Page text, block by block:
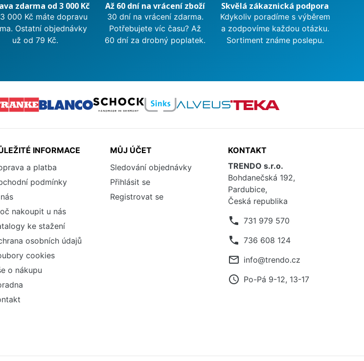
zdarma od 3 000 Kč
000 Kč máte dopravu
Ostatní objednávky
už od 79 Kč.
Až 60 dní na vrácení zboží
30 dní na vrácení zdarma.
Potřebujete víc času? Až
60 dní za drobný poplatek.
Skvělá zákaznická podpora
Kdykoliv poradíme s výběrem
a zodpovíme každou otázku.
Sortiment známe poslepu.
INFORMACE
a platba
podmínky
nakoupit u nás
ke stažení
osobních údajů
cookies
o nákupu
MŮJ ÚČET
Sledování objednávky
Přihlásit se
Registrovat se
KONTAKT
TRENDO s.r.o.
Bohdanečská 192,
Pardubice,
Česká republika
phone 731 979 570
phone 736 608 124
mail_outline info@trendo.cz
access_time Po-Pá 9-12, 13-17